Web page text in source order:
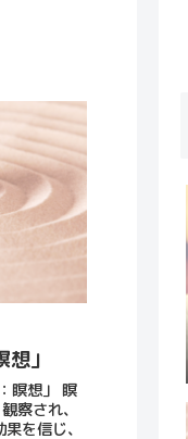
」
瞑想」 瞑
察され、
を信じ、